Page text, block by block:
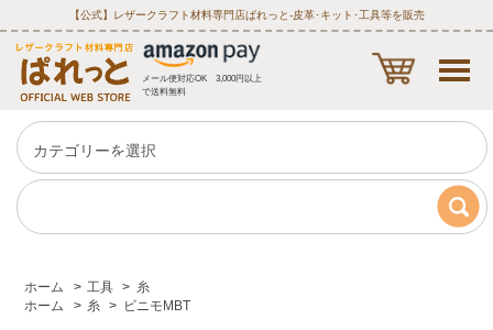
【公式】レザークラフト材料専門店ぱれっと‐皮革･キット･工具等を販売
メール便対応OK 3,000円以上
で送料無料
ホーム > 工具 > 糸
ホーム
> 糸 > ビニモMBT